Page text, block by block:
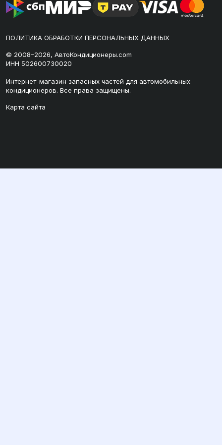
ПОЛИТИКА ОБРАБОТКИ ПЕРСОНАЛЬНЫХ ДАННЫХ
© 2008–2026, АвтоКондиционеры.com
ИНН 502600730020
Интернет-магазин запасных частей для автомобильных
кондиционеров. Все права защищены.
Карта сайта